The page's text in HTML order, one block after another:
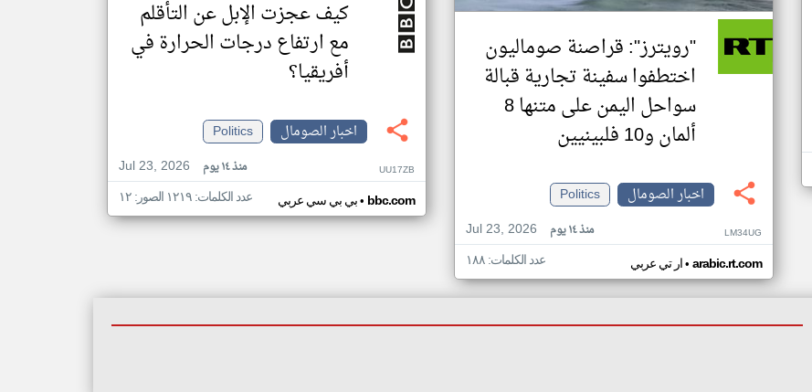
"رويترز": قراصنة صوماليون
اختطفوا سفينة تجارية قبالة
سواحل اليمن على متنها 8
ألمان و10 فلبينيين
اخبار الصومال
Politics
Jul 23, 2026
منذ ١٤ يوم LM34UG
ار تي عربي• arabic.rt.com عدد الكلمات: ١٨٨
كيف عجزت الإبل عن التأقلم
مع ارتفاع درجات الحرارة في
أفريقيا؟
اخبار الصومال
Politics
Jul 23, 2026
منذ ١٤ يوم UU17ZB
بي بي سي عربي• bbc.com عدد الكلمات: ١٢١٩ الصور: ١٢